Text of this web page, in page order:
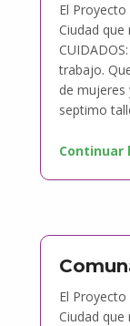
El
Ciudad
trabajo.
de mujeres
septimo
Continuar
El
Ciudad